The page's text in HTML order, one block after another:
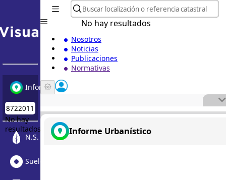
Informe Urbanístico
No hay
resultados
N.S. Medioambiental
Suelo Vacante + Obras
No hay resultados
Nosotros
Noticias
Publicaciones
Normativas
Informe Urbanístico